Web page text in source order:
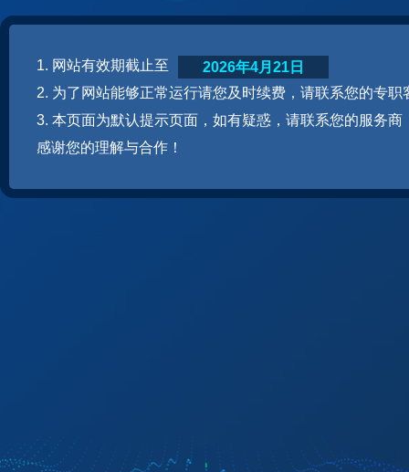
1. 网站有效期截止至
2. 为了网站能够正常运行请您及时续费，请联系您的专职
3. 本页面为默认提示页面，如有疑惑，请联系您的服务商
感谢您的理解与合作！
2026年4月21日